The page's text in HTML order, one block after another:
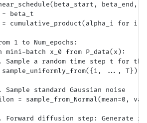
beta_end,
beta_t
cumulative_product(alpha_i for i
1 to Num_epochs:
mini-batch x_0 from P_data(x):
Sample a random time step t for
..., T})
Sample standard Gaussian noise
= sample_from_Normal(mean=0,
Forward diffusion step: Generate